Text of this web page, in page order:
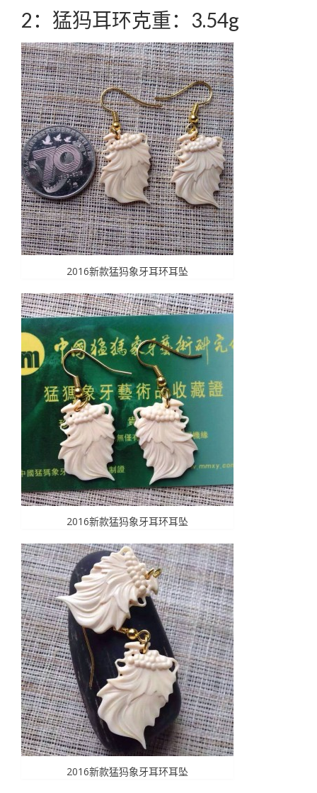
2：猛犸耳环克重：3.54g
2016新款猛犸象牙耳环耳坠
2016新款猛犸象牙耳环耳坠
2016新款猛犸象牙耳环耳坠